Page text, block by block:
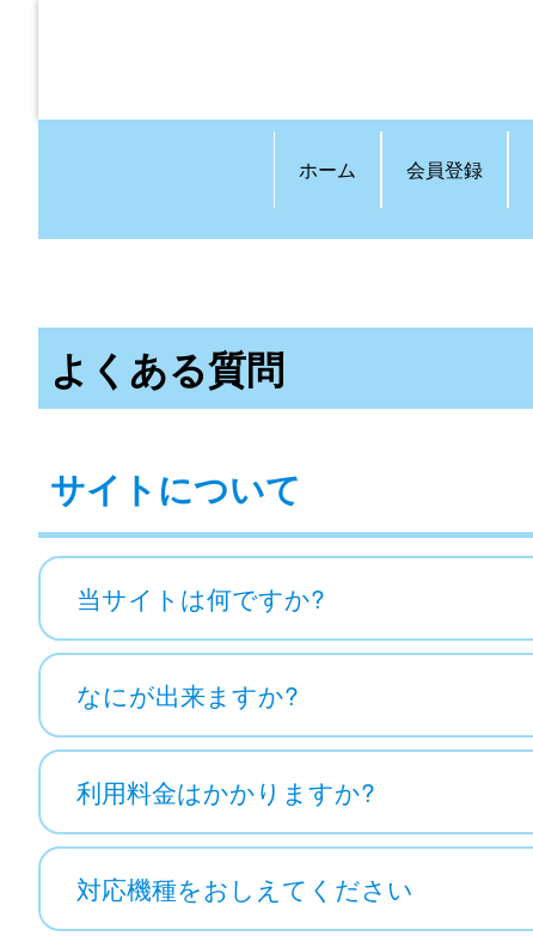
ホーム 会員登録
よくある質問
サイトについて
当サイトは何ですか?
なにが出来ますか?
利用料金はかかりますか?
対応機種をおしえてください